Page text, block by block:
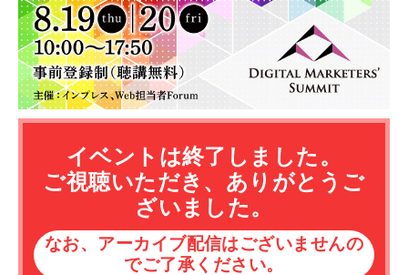
イベントは終了しました。
ご視聴いただき、ありがとうご
ざいました。
なお、アーカイブ配信はございませんの
でご了承ください。